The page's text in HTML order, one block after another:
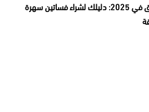
اتجاهات التسوق في 2025: دليلك لشراء فساتين سهرة